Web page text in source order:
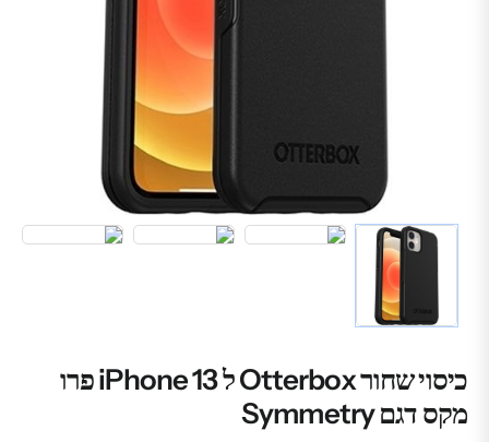
כיסוי שחור Otterbox ל iPhone 13 פרו
מקס דגם Symmetry